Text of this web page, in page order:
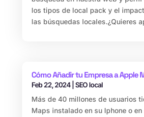
los tipos de local pack y el
las búsquedas locales.¿Quieres
Cómo Añadir tu Empresa a Apple
Feb 22, 2024| SEO local
Más de 40 millones de usuarios
Maps instalado en su Iphone o en